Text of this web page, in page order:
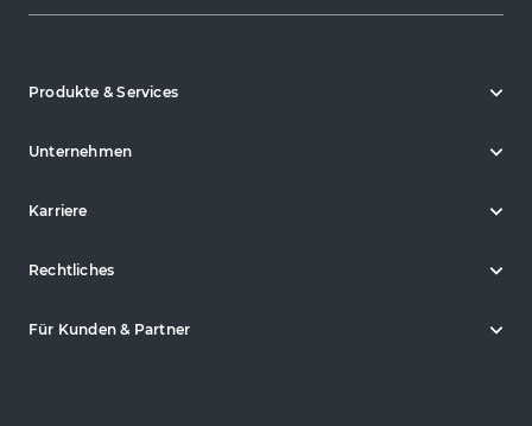
Produkte & Services
Unternehmen
Karriere
Rechtliches
Für Kunden & Partner